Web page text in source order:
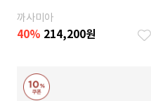
까사미아
40% 214,200원